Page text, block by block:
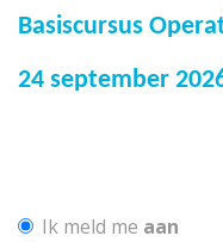
Basiscursus
24 september
Ik meld me aan